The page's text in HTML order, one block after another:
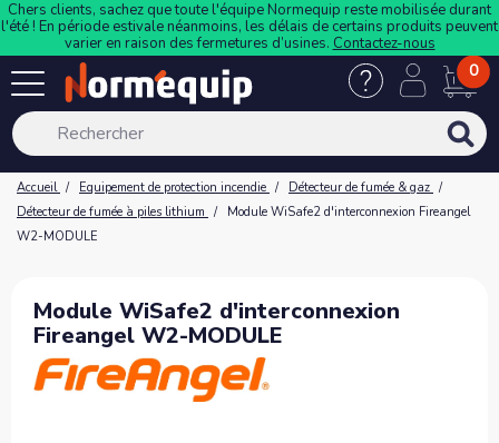
Chers clients, sachez que toute l'équipe Normequip reste mobilisée durant
l'été ! En période estivale néanmoins, les délais de certains produits peuvent
varier en raison des fermetures d’usines. Contactez-nous
0
Accueil Equipement de protection incendie
Détecteur de fumée & gaz
Détecteur de fumée à piles lithium
Module WiSafe2 d'interconnexion Fireangel
W2-MODULE
Module WiSafe2 d'interconnexion
Fireangel W2-MODULE